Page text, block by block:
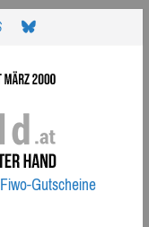
Fiwo-Gutscheine